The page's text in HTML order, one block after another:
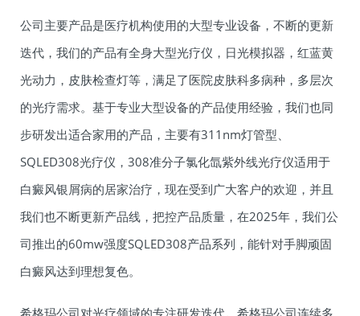
公司主要产品是医疗机构使用的大型专业设备，不断的更新
迭代，我们的产品有全身大型光疗仪，日光模拟器，红蓝黄
光动力，皮肤检查灯等，满足了医院皮肤科多病种，多层次
的光疗需求。基于专业大型设备的产品使用经验，我们也同
步研发出适合家用的产品，主要有311nm灯管型、
SQLED308光疗仪，308准分子氯化氙紫外线光疗仪适用于
白癜风银屑病的居家治疗，现在受到广大客户的欢迎，并且
我们也不断更新产品线，把控产品质量，在2025年，我们公
司推出的60mw强度SQLED308产品系列，能针对手脚顽固
白癜风达到理想复色。
希格玛公司对光疗领域的专注研发迭代。希格玛公司连续多